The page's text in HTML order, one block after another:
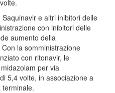
e altri inibitori delle
con inibitori delle
aumento della
la somministrazione
con ritonavir, le
per via
5,4 volte, in associazione a
terminale.